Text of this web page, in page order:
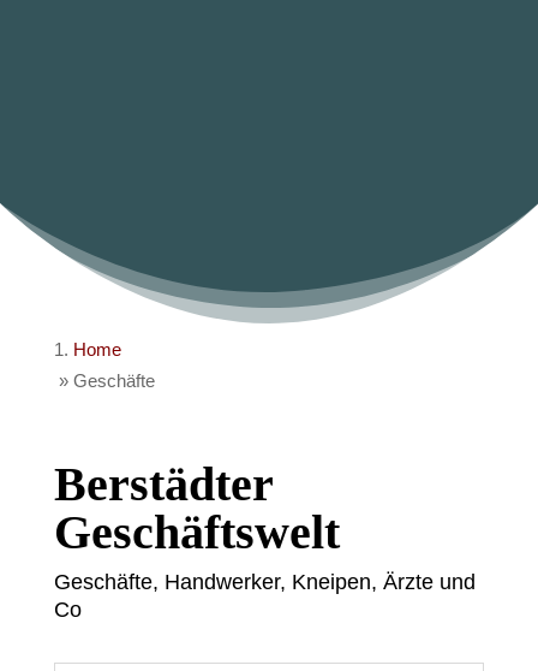
Home
» Geschäfte
Berstädter
Geschäftswelt
Geschäfte, Handwerker, Kneipen, Ärzte und
Co